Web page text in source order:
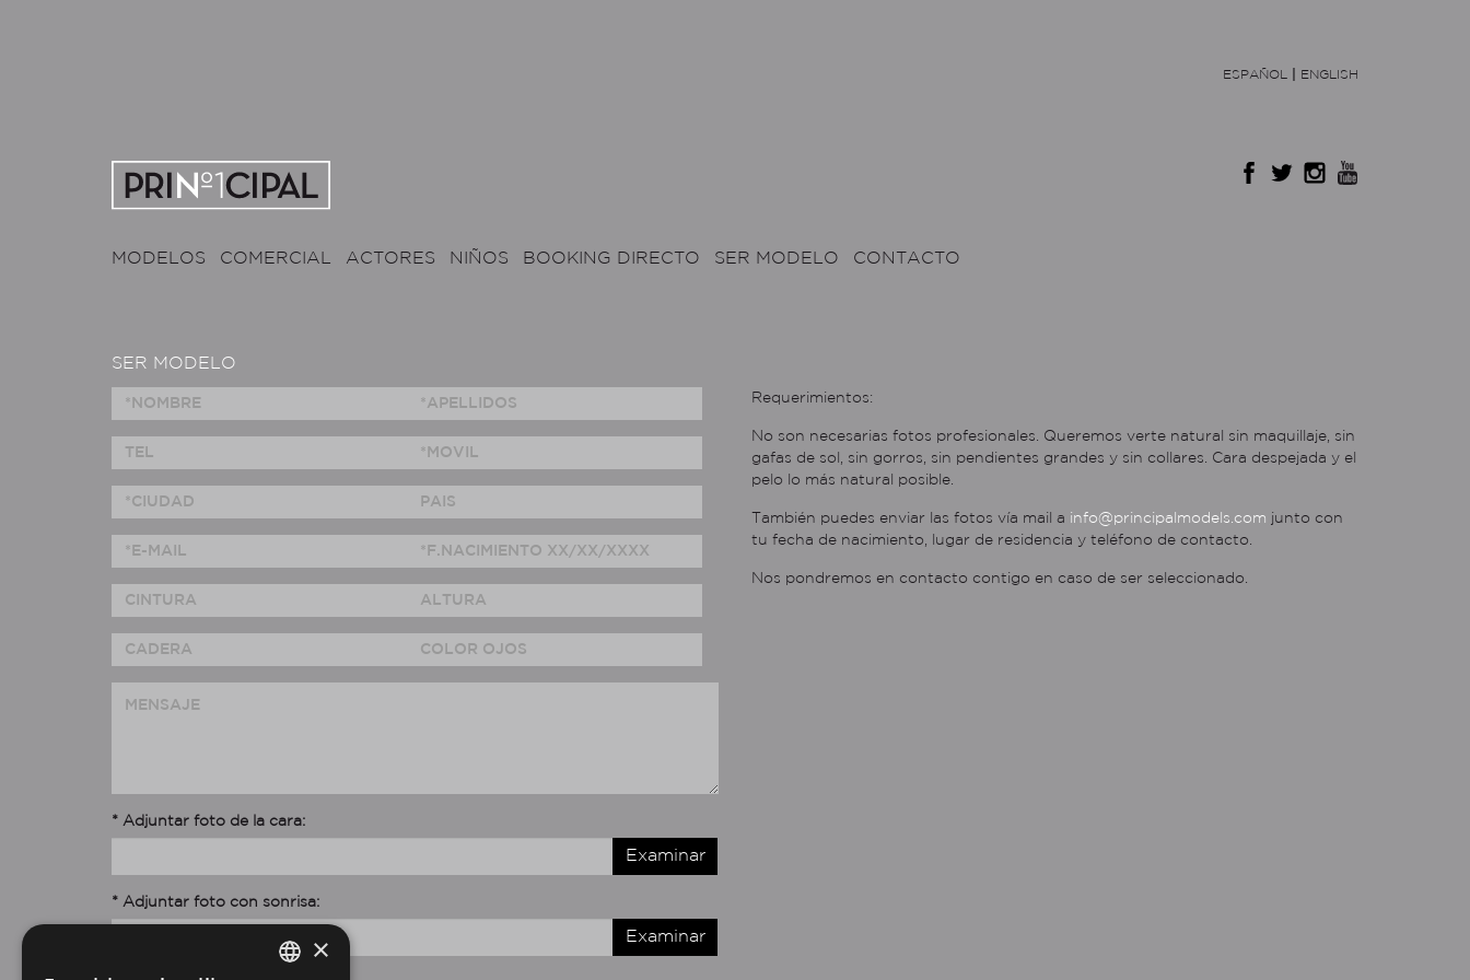
ESPAÑOL ENGLISH
MODELOS COMERCIAL ACTORES NIÑOS BOOKING DIRECTO SER MODELO CONTACTO
SER MODELO
Requerimientos:
No son necesarias fotos profesionales. Queremos verte natural sin maquillaje, sin
gafas de sol, sin gorros, sin pendientes grandes y sin collares. Cara despejada y el
pelo lo más natural posible.
También puedes enviar las fotos vía mail a info@principalmodels.com junto con
tu fecha de nacimiento, lugar de residencia y teléfono de contacto.
Nos pondremos en contacto contigo en caso de ser seleccionado.
* Adjuntar foto de la cara:
Examinar
* Adjuntar foto con sonrisa:
Examinar
×